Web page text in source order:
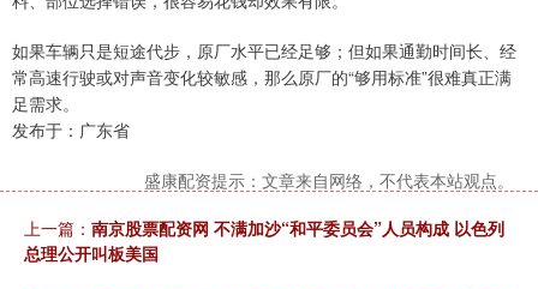
如果车辆只是短途代步，原厂水平已经足够；但如果通勤时间长、经
常高速行驶或对声音变化较敏感，那么原厂的“够用标准”很难真正满
足需求。
发布于：广东省
盛康配资提示：文章来自网络，不代表本站观点。
上一篇： 南京股票配资网 不满加沙“和平委员会”人员构成 以色列
总理公开叫板美国